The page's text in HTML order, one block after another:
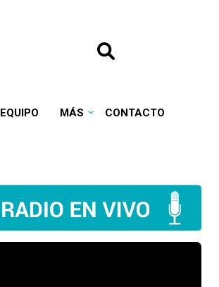
EQUIPO MÁS CONTACTO